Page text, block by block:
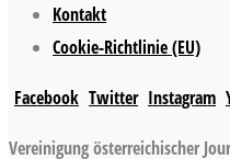
Kontakt
Cookie-Richtlinie (EU)
Facebook Twitter Instagram
Vereinigung österreichischer